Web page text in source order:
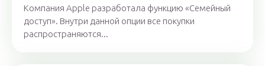
Компания Apple разработала функцию «Семейный
доступ». Внутри данной опции все покупки
распространяются...